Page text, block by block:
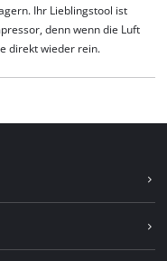
Ihr Lieblingstool ist
denn wenn die Luft
direkt wieder rein.